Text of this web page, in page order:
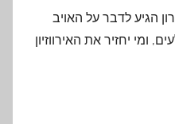
הגיע לדבר על האויב
ומי יחזיר את האירווזיון